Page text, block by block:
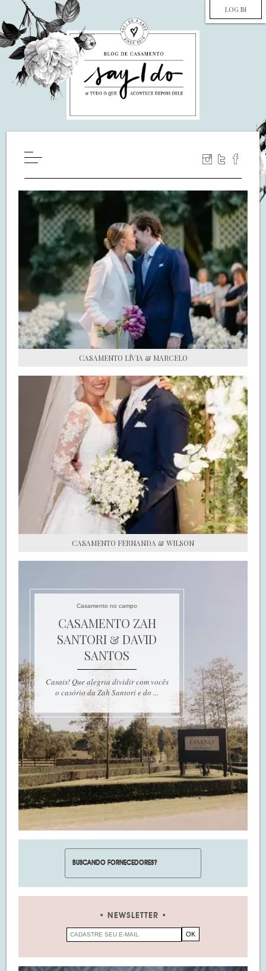
LOG IN
WILL YOU MARRY ME?
LUA DE MEL
COZINHA
DECORAÇÃO
DE NOIVA PRA NOIVA
S.O.S CASADAS
FALE COM O SAY I DO
CASAMENTO LÍVIA & MARCELO
CASAMENTO FERNANDA & WILSON
Casamento no campo
CASAMENTO ZAH
SANTORI & DAVID
SANTOS
Casais! Que alegria dividir com vocês
o casório da Zah Santori e do ...
NEWSLETTER